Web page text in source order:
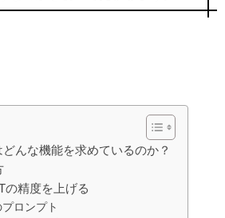
んな機能を求めているのか？
の精度を上げる
ロンプト